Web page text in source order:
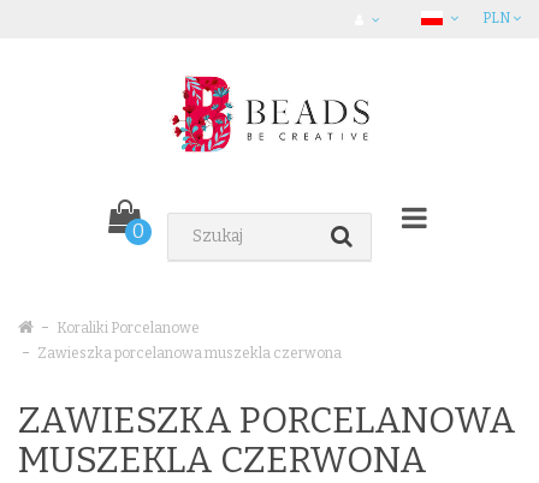
PLN
0
Koraliki Porcelanowe
Zawieszka porcelanowa muszekla czerwona
ZAWIESZKA PORCELANOWA
MUSZEKLA CZERWONA